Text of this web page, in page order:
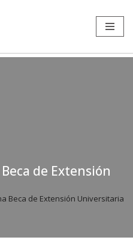
de Extensión
Beca de Extensión Universitaria